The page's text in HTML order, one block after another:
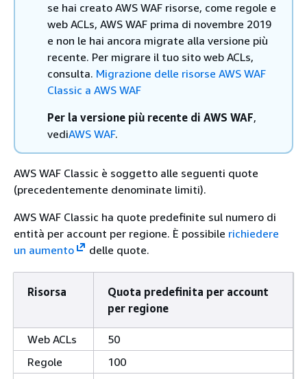
se hai creato AWS WAF risorse, come regole e
web ACLs, AWS WAF prima di novembre 2019
e non le hai ancora migrate alla versione più
recente. Per migrare il tuo sito web ACLs,
consulta. Migrazione delle risorse AWS WAF
Classic a AWS WAF
Per la versione più recente di AWS WAF,
vediAWS WAF.
AWS WAF Classic è soggetto alle seguenti quote
(precedentemente denominate limiti).
AWS WAF Classic ha quote predefinite sul numero di
entità per account per regione. È possibile richiedere
un aumento
delle quote.
Risorsa
Quota predefinita per account
per regione
Web ACLs
50
Regole
100